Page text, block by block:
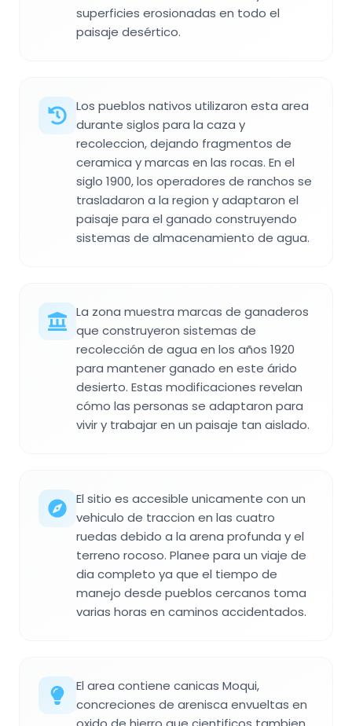
superficies erosionadas en todo el
paisaje desértico.
Los pueblos nativos utilizaron esta area
durante siglos para la caza y
recoleccion, dejando fragmentos de
ceramica y marcas en las rocas. En el
siglo 1900, los operadores de ranchos se
trasladaron a la region y adaptaron el
paisaje para el ganado construyendo
sistemas de almacenamiento de agua.
La zona muestra marcas de ganaderos
que construyeron sistemas de
recolección de agua en los años 1920
para mantener ganado en este árido
desierto. Estas modificaciones revelan
cómo las personas se adaptaron para
vivir y trabajar en un paisaje tan aislado.
El sitio es accesible unicamente con un
vehiculo de traccion en las cuatro
ruedas debido a la arena profunda y el
terreno rocoso. Planee para un viaje de
dia completo ya que el tiempo de
manejo desde pueblos cercanos toma
varias horas en caminos accidentados.
El area contiene canicas Moqui,
concreciones de arenisca envueltas en